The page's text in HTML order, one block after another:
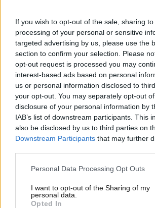
If you wish to opt-out of the sale, sharing
processing of your personal or sensitive
targeted advertising by us, please use the
section to confirm your selection. Please
opt-out request is processed you may
interest-based ads based on personal
us or personal information disclosed to
your opt-out. You may separately opt-out
disclosure of your personal information by
IAB’s list of downstream participants. This
also be disclosed by us to third parties on
Downstream Participants that may further
Personal Data Processing Opt Outs
I want to opt-out of the Sharing of my
personal data.
Opted In
con un pronostico che in questi
giro della rete.
Formula Uno,
Ecclestone: “Penso
Verstappen si
Max Verstappen, campione del
Formula Uno, riuscirà a imporsi
Bernie Ecclestone, che a tal riguardo
pronostico davvero scoppiettante.